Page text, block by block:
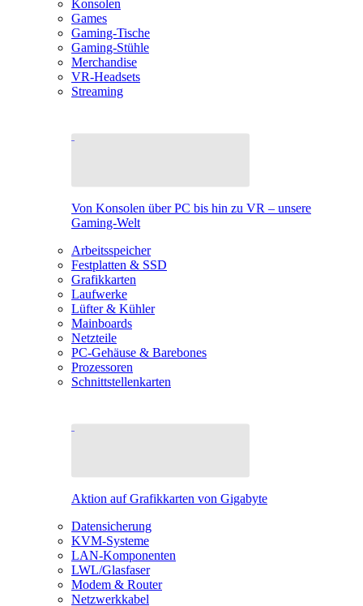
Konsolen
Games
Gaming-Tische
Gaming-Stühle
Merchandise
VR-Headsets
Streaming
Von Konsolen über PC bis hin zu VR – unsere
Gaming-Welt
Arbeitsspeicher
Festplatten & SSD
Grafikkarten
Laufwerke
Lüfter & Kühler
Mainboards
Netzteile
PC-Gehäuse & Barebones
Prozessoren
Schnittstellenkarten
Aktion auf Grafikkarten von Gigabyte
Datensicherung
KVM-Systeme
LAN-Komponenten
LWL/Glasfaser
Modem & Router
Netzwerkkabel